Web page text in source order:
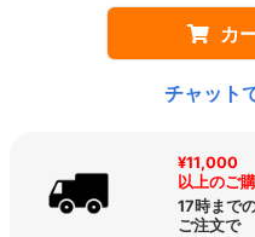
カ
チャット
¥11,000
以上のご
17時まで
ご注文で